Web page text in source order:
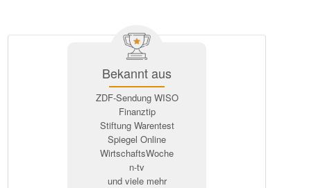
Bekannt aus
ZDF-Sendung WISO
Finanztip
Stiftung Warentest
Spiegel Online
WirtschaftsWoche
n-tv
und viele mehr